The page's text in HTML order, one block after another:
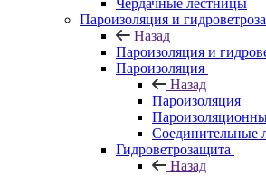
Чердачные лестницы
Пароизоляция и
Назад
Пароизоляция и
Пароизоляция
Назад
Пароизоляция
Соединительные
Гидроветрозащита
Назад